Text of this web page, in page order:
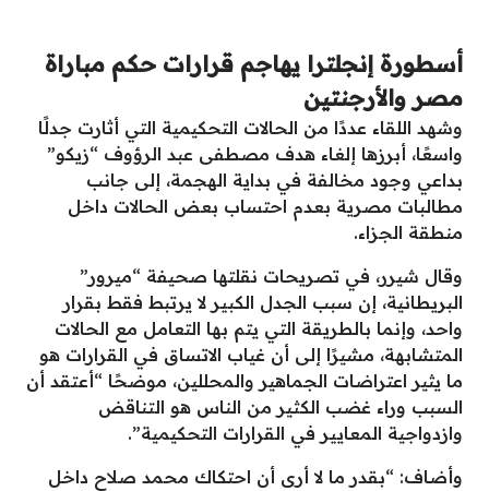
أسطورة إنجلترا يهاجم قرارات حكم مباراة
مصر والأرجنتين
وشهد اللقاء عددًا من الحالات التحكيمية التي أثارت جدلًا
واسعًا، أبرزها إلغاء هدف مصطفى عبد الرؤوف “زيكو”
بداعي وجود مخالفة في بداية الهجمة، إلى جانب
مطالبات مصرية بعدم احتساب بعض الحالات داخل
منطقة الجزاء.
وقال شيرر، في تصريحات نقلتها صحيفة “ميرور”
البريطانية، إن سبب الجدل الكبير لا يرتبط فقط بقرار
واحد، وإنما بالطريقة التي يتم بها التعامل مع الحالات
المتشابهة، مشيرًا إلى أن غياب الاتساق في القرارات هو
ما يثير اعتراضات الجماهير والمحللين، موضحًا “أعتقد أن
السبب وراء غضب الكثير من الناس هو التناقض
وازدواجية المعايير في القرارات التحكيمية”.
وأضاف: “بقدر ما لا أرى أن احتكاك محمد صلاح داخل